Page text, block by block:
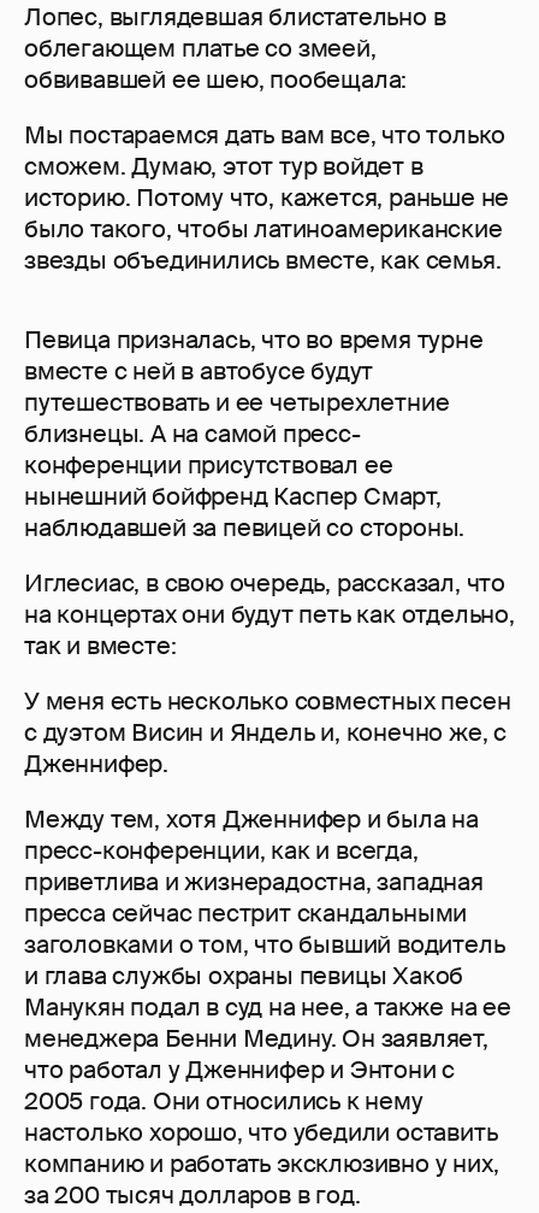
Лопес, выглядевшая блистательно в
облегающем платье со змеей,
обвивавшей ее шею, пообещала:
Мы постараемся дать вам все, что только
сможем. Думаю, этот тур войдет в
историю. Потому что, кажется, раньше не
было такого, чтобы латиноамериканские
звезды объединились вместе, как семья.
Певица призналась, что во время турне
вместе с ней в автобусе будут
путешествовать и ее четырехлетние
близнецы. А на самой пресс-
конференции присутствовал ее
нынешний бойфренд Каспер Смарт,
наблюдавшей за певицей со стороны.
Иглесиас, в свою очередь, рассказал, что
на концертах они будут петь как отдельно,
так и вместе:
У меня есть несколько совместных песен
с дуэтом Висин и Яндель и, конечно же, с
Дженнифер.
Между тем, хотя Дженнифер и была на
пресс-конференции, как и всегда,
приветлива и жизнерадостна, западная
пресса сейчас пестрит скандальными
заголовками о том, что бывший водитель
и глава службы охраны певицы Хакоб
Манукян подал в суд на нее, а также на ее
менеджера Бенни Медину. Он заявляет,
что работал у Дженнифер и Энтони с
2005 года. Они относились к нему
настолько хорошо, что убедили оставить
компанию и работать эксклюзивно у них,
за 200 тысяч долларов в год.